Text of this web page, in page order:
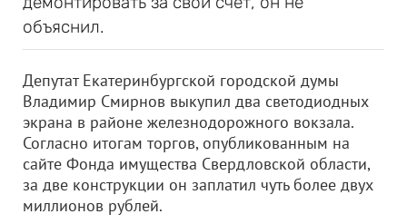
объяснил.
Депутат Екатеринбургской городской думы
Владимир Смирнов выкупил два светодиодных
экрана в районе железнодорожного вокзала.
Согласно итогам торгов, опубликованным на
сайте Фонда имущества Свердловской области,
за две конструкции он заплатил чуть более двух
миллионов рублей.